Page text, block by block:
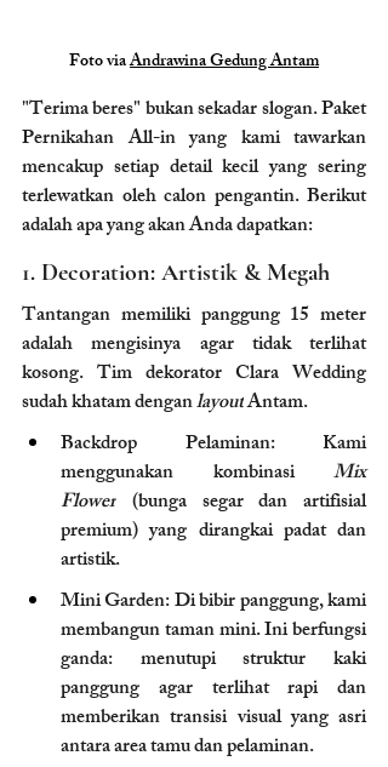
Foto via Andrawina Gedung Antam
"Terima beres" bukan sekadar slogan. Paket
Pernikahan All-in yang kami tawarkan
mencakup setiap detail kecil yang sering
terlewatkan oleh calon pengantin. Berikut
adalah apa yang akan Anda dapatkan:
1. Decoration: Artistik & Megah
Tantangan memiliki panggung 15 meter
adalah mengisinya agar tidak terlihat
kosong. Tim dekorator Clara Wedding
sudah khatam dengan layout Antam.
Backdrop Pelaminan: Kami
menggunakan kombinasi Mix
Flower (bunga segar dan artifisial
premium) yang dirangkai padat dan
artistik.
Mini Garden: Di bibir panggung, kami
membangun taman mini. Ini berfungsi
ganda: menutupi struktur kaki
panggung agar terlihat rapi dan
memberikan transisi visual yang asri
antara area tamu dan pelaminan.